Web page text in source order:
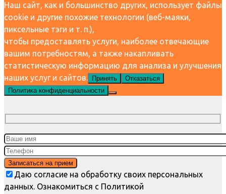
Наш сайт, как и большинство других, использует файлы
cookie и другие похожие технологии (веб-маяки,
пиксельные тэги и т. п.),
чтобы предоставлять услуги, наиболее отвечающие
вашим потребностям, а также накапливать
статистическую информацию для анализа и улучшения
наших услуг и сайтов.
Принять
Отказаться
Политика конфиденциальности
Даю согласие на обработку своих персональных
данных. Ознакомиться с Политикой